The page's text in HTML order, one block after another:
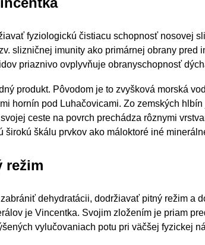
fyziologickú čistiacu schopnosť nosovej
slizničnej imunity ako primárnej obrany pred
priaznivo ovplyvňuje obranyschopnosť
produkt. Pôvodom je to zvyšková morská
hornín pod Luhačovicami. Zo zemských
ceste na povrch prechádza rôznymi
širokú škálu prvkov ako máloktoré iné
režim
dehydratácii, dodržiavať pitný režim a
je Vincentka. Svojim zložením je priam
vylučovaniach potu pri väčšej fyzickej